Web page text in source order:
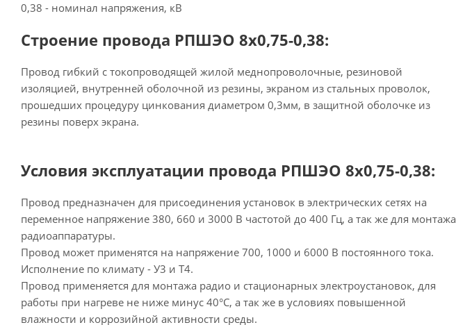
0,38 - номинал напряжения, кВ
Строение провода РПШЭО 8х0,75-0,38:
Провод гибкий с токопроводящей жилой меднопроволочные, резиновой
изоляцией, внутренней оболочной из резины, экраном из стальных проволок,
прошедших процедуру цинкования диаметром 0,3мм, в защитной оболочке из
резины поверх экрана.
Условия эксплуатации провода РПШЭО 8х0,75-0,38:
Провод предназначен для присоединения установок в электрических сетях на
переменное напряжение 380, 660 и 3000 В частотой до 400 Гц, а так же для монтажа
радиоаппаратуры.
Провод может применятся на напряжение 700, 1000 и 6000 В постоянного тока.
Исполнение по климату - У3 и Т4.
Провод применяется для монтажа радио и стационарных электроустановок, для
работы при нагреве не ниже минус 40°С, а так же в условиях повышенной
влажности и коррозийной активности среды.